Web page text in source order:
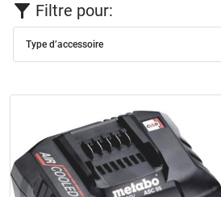
Filtre pour:
Type d’accessoire